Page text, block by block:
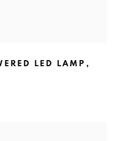
LED LAMP ,